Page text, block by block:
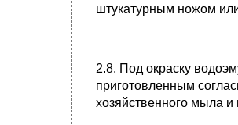
штукатурным ножом
2.8. Под окраску
приготовленным
хозяйственного мыла и